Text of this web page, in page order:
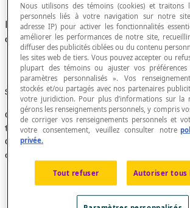
Nom donné à certaines relations
diversrapports trigonométriques.
Symbole
On utilise parfois le symbole « ≡ »
trigonométriques.
Certaines de ces identités sont
découlent de l'étude du
Nous utilisons des témoins (cookies) et traitons
personnels liés à votre navigation sur notre
adresse IP) pour activer les fonctionnalités
améliorer les performances de notre site,
diffuser des publicités ciblées ou du contenu
les sites web de tiers. Vous pouvez accepter ou
plupart des témoins ou ajuster vos
paramètres personnalisés ». Vos
stockés et/ou partagés avec nos partenaires
votre juridiction. Pour plus d’informations sur la
gérons les renseignements personnels, y compris
de corriger vos renseignements personnels et
votre consentement, veuillez consulter notre
privée.
Tout refuser Autoriser tous